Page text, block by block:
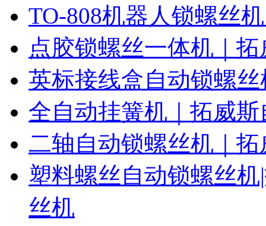
TO-808机器人锁螺丝
点胶锁螺丝一体机｜
英标接线盒自动锁螺
全自动挂簧机｜拓威
二轴自动锁螺丝机｜
塑料螺丝自动锁螺丝
丝机